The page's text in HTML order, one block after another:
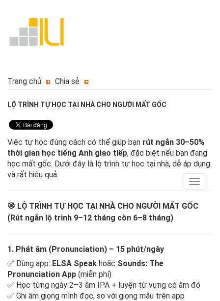
Toggle
Trang chủ Chia sẻ
LỘ TRÌNH TỰ HỌC TẠI NHÀ CHO NGƯỜI MẤT GỐC
Việc tự học đúng cách có thể giúp bạn rút ngắn 30–50%
thời gian học tiếng Anh giao tiếp, đặc biệt nếu bạn đang
học mất gốc. Dưới đây là lộ trình tự học tại nhà, dễ áp dụng
và rất hiệu quả:
🎯 LỘ TRÌNH TỰ HỌC TẠI NHÀ CHO NGƯỜI MẤT GỐC
(Rút ngắn lộ trình 9–12 tháng còn 6–8 tháng)
1. Phát âm (Pronunciation) – 15 phút/ngày
✅ Dùng app: ELSA Speak hoặc Sounds: The
Pronunciation App (miễn phí)
✅ Học từng ngày 2–3 âm IPA + luyện từ vựng có âm đó
✅ Ghi âm giọng mình đọc, so với giọng mẫu trên app